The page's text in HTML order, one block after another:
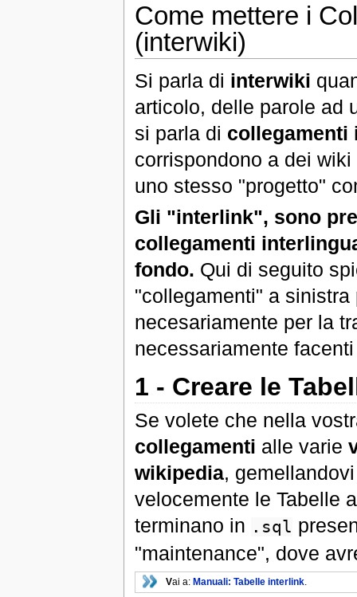
Come mettere i
(interwiki)
Si parla di interwiki
articolo, delle parole ad
si parla di collegamenti
corrispondono a dei
uno stesso "progetto"
Gli "interlink", sono
collegamenti
fondo. Qui di seguito
"collegamenti" a
necesariamente per la
necessariamente
1 - Creare le
Se volete che nella
collegamenti alle varie
wikipedia,
velocemente le Tabelle
terminano in .sql
"maintenance", dove
Vai a: Manuali: Tabelle interlink.